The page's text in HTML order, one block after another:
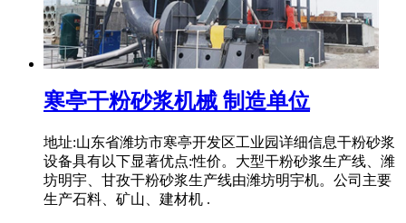
寒亭干粉砂浆机械 制造单位
地址:山东省潍坊市寒亭开发区工业园详细信息干粉砂浆
设备具有以下显著优点:性价。大型干粉砂浆生产线、潍
坊明宇、甘孜干粉砂浆生产线由潍坊明宇机。公司主要
生产石料、矿山、建材机 .